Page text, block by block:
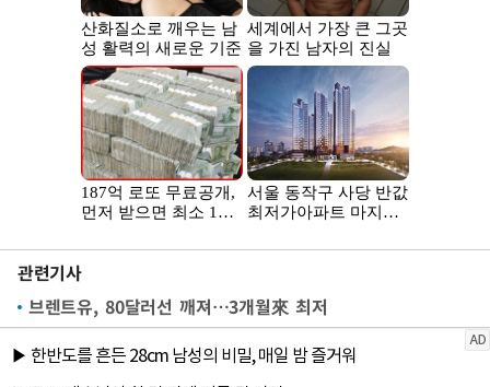
관련기사
브렌트유, 80달러선 깨져…3개월來 최저